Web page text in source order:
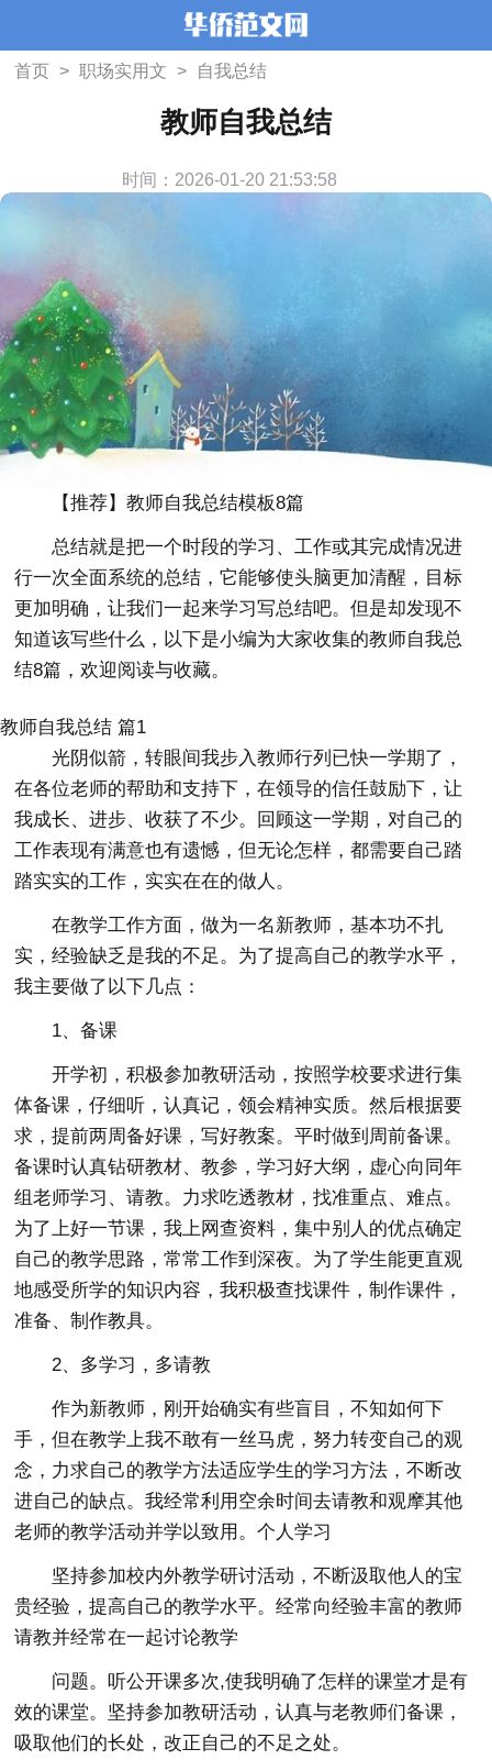
首页 > 职场实用文 > 自我总结
教师自我总结
时间：2026-01-20 21:53:58
【推荐】教师自我总结模板8篇
总结就是把一个时段的学习、工作或其完成情况进
行一次全面系统的总结，它能够使头脑更加清醒，目标
更加明确，让我们一起来学习写总结吧。但是却发现不
知道该写些什么，以下是小编为大家收集的教师自我总
结8篇，欢迎阅读与收藏。
教师自我总结 篇1
光阴似箭，转眼间我步入教师行列已快一学期了，
在各位老师的帮助和支持下，在领导的信任鼓励下，让
我成长、进步、收获了不少。回顾这一学期，对自己的
工作表现有满意也有遗憾，但无论怎样，都需要自己踏
踏实实的工作，实实在在的做人。
在教学工作方面，做为一名新教师，基本功不扎
实，经验缺乏是我的不足。为了提高自己的教学水平，
我主要做了以下几点：
1、备课
开学初，积极参加教研活动，按照学校要求进行集
体备课，仔细听，认真记，领会精神实质。然后根据要
求，提前两周备好课，写好教案。平时做到周前备课。
备课时认真钻研教材、教参，学习好大纲，虚心向同年
组老师学习、请教。力求吃透教材，找准重点、难点。
为了上好一节课，我上网查资料，集中别人的优点确定
自己的教学思路，常常工作到深夜。为了学生能更直观
地感受所学的知识内容，我积极查找课件，制作课件，
准备、制作教具。
2、多学习，多请教
作为新教师，刚开始确实有些盲目，不知如何下
手，但在教学上我不敢有一丝马虎，努力转变自己的观
念，力求自己的教学方法适应学生的学习方法，不断改
进自己的缺点。我经常利用空余时间去请教和观摩其他
老师的教学活动并学以致用。个人学习
坚持参加校内外教学研讨活动，不断汲取他人的宝
贵经验，提高自己的教学水平。经常向经验丰富的教师
请教并经常在一起讨论教学
问题。听公开课多次,使我明确了怎样的课堂才是有
效的课堂。坚持参加教研活动，认真与老教师们备课，
吸取他们的长处，改正自己的不足之处。